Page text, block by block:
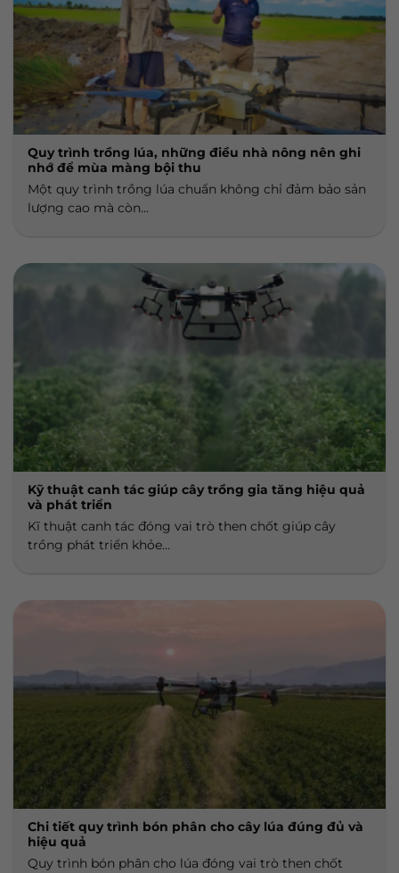
Quy trình trồng lúa, những điều nhà nông nên ghi
nhớ để mùa màng bội thu
Một quy trình trồng lúa chuẩn không chỉ đảm bảo sản
lượng cao mà còn...
Kỹ thuật canh tác giúp cây trồng gia tăng hiệu quả
và phát triển
Kĩ thuật canh tác đóng vai trò then chốt giúp cây
trồng phát triển khỏe...
Chi tiết quy trình bón phân cho cây lúa đúng đủ và
hiệu quả
Quy trình bón phân cho lúa đóng vai trò then chốt